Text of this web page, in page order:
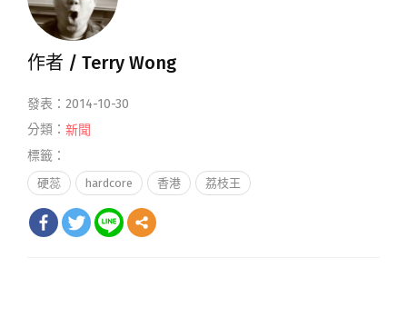
作者 / Terry Wong
發表：2014-10-30
分類： 新聞
標籤：
硬蕊 hardcore 香港 荔枝王